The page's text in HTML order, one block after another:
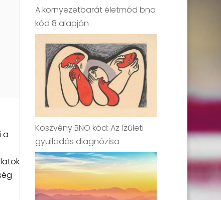
a
A környezetbarát életmód bno
kód 8 alapján
Köszvény BNO kód: Az ízületi
gyulladás diagnózisa